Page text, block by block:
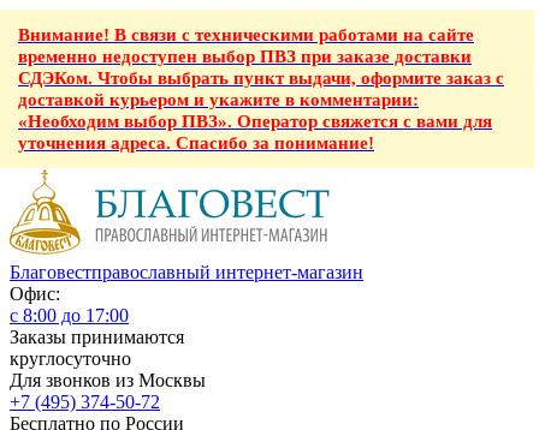
Внимание! В связи с техническими работами на сайте
временно недоступен выбор ПВЗ при заказе доставки
СДЭКом. Чтобы выбрать пункт выдачи, оформите заказ с
доставкой курьером и укажите в комментарии:
«Необходим выбор ПВЗ». Оператор свяжется с вами для
уточнения адреса. Спасибо за понимание!
Благовестправославный интернет-магазин
Офис:
с 8:00 до 17:00
Заказы принимаются
круглосуточно
Для звонков из Москвы
+7 (495) 374-50-72
Бесплатно по России